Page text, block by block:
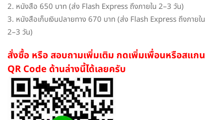
2. หนังสือ 650 บาท (ส่ง Flash Express ถึงภายใน 2–3 วัน)
3. หนังสือเก็บเงินปลายทาง 670 บาท (ส่ง Flash Express ถึงภายใน
2–3 วัน)
สั่งซื้อ หรือ สอบถามเพิ่มเติม กดเพิ่มเพื่อนหรือสแกน
QR Code ด้านล่างนี้ได้เลยครับ